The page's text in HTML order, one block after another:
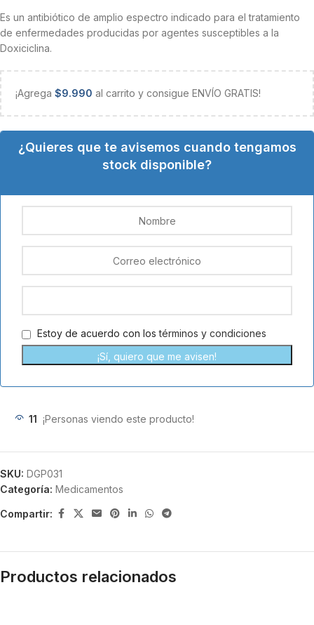
Es un antibiótico de amplio espectro indicado para el tratamiento
de enfermedades producidas por agentes susceptibles a la
Doxiciclina.
¡Agrega $9.990 al carrito y consigue ENVÍO GRATIS!
¿Quieres que te avisemos cuando tengamos
stock disponible?
Estoy de acuerdo con lostérminos y condiciones
¡Sí, quiero que me avisen!
11 ¡Personas viendo este producto!
SKU: DGP031
Categoría: Medicamentos
Compartir:
Productos relacionados